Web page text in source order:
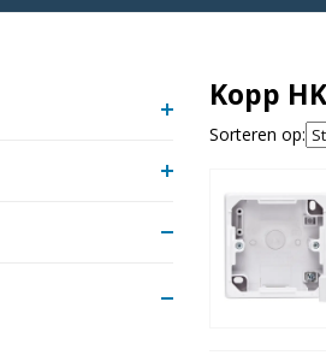
Kopp
Sorteren op: